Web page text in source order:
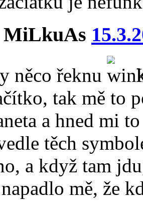
MiLkuAs
něco řeknu
tak mě to
a hned mi
těch
a když tam
mě, že